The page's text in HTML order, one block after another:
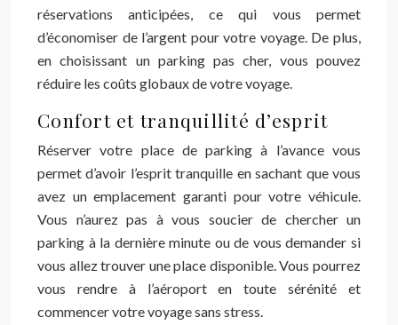
réservations anticipées, ce qui vous permet
d’économiser de l’argent pour votre voyage. De plus,
en choisissant un parking pas cher, vous pouvez
réduire les coûts globaux de votre voyage.
Confort et tranquillité d’esprit
Réserver votre place de parking à l’avance vous
permet d’avoir l’esprit tranquille en sachant que vous
avez un emplacement garanti pour votre véhicule.
Vous n’aurez pas à vous soucier de chercher un
parking à la dernière minute ou de vous demander si
vous allez trouver une place disponible. Vous pourrez
vous rendre à l’aéroport en toute sérénité et
commencer votre voyage sans stress.